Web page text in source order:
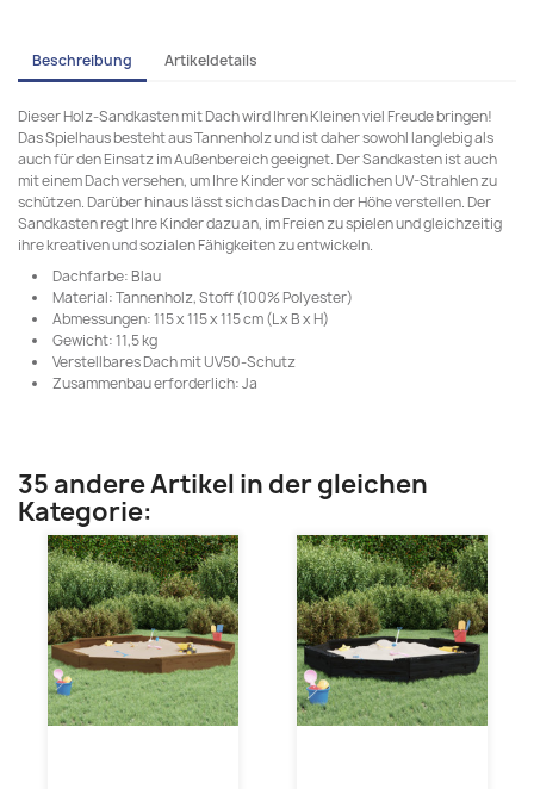
Beschreibung Artikeldetails
Dieser Holz-Sandkasten mit Dach wird Ihren Kleinen viel Freude bringen!
Das Spielhaus besteht aus Tannenholz und ist daher sowohl langlebig als
auch für den Einsatz im Außenbereich geeignet. Der Sandkasten ist auch
mit einem Dach versehen, um Ihre Kinder vor schädlichen UV-Strahlen zu
schützen. Darüber hinaus lässt sich das Dach in der Höhe verstellen. Der
Sandkasten regt Ihre Kinder dazu an, im Freien zu spielen und gleichzeitig
ihre kreativen und sozialen Fähigkeiten zu entwickeln.
Dachfarbe: Blau
Material: Tannenholz, Stoff (100% Polyester)
Abmessungen: 115 x 115 x 115 cm (L x B x H)
Gewicht: 11,5 kg
Verstellbares Dach mit UV50-Schutz
Zusammenbau erforderlich: Ja
35 andere Artikel in der gleichen
Kategorie: